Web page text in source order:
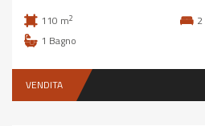
110 m2 2
1 Bagno
VENDITA